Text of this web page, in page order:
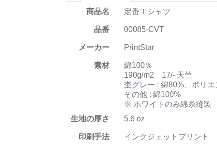
商品名 定番Ｔシャツ
品番 00085-CVT
メーカー PrintStar
素材
綿100％
190g/m2 17/- 天竺
杢グレー : 綿80%、ポリ
その他 : 綿100%
※ ホワイトのみ綿糸縫製
生地の厚さ
5.6 oz
印刷手法 インクジェットプリント